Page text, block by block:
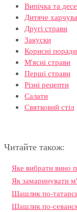
Випічка та
Дитяче
Другі страви
Закуски
Корисні поради
М'ясні страви
Перші страви
Різні рецепти
Салати
Святковий стіл
Читайте також:
Яке вибрати вино
Як замаринувати
Шашлик по-
Шашлик по-